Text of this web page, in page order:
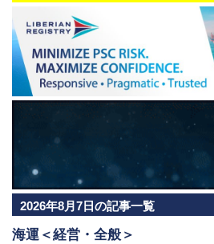
2026年8月7日の記事一覧
海運＜経営・全般＞